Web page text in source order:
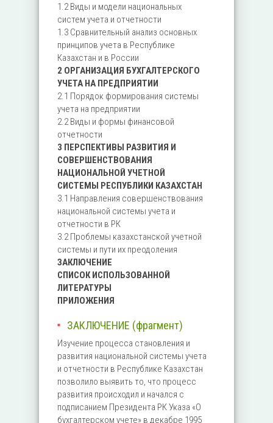
1.2 Виды и модели национальных
систем учета и отчетности
1.3 Сравнительный анализ основных
принципов учета в Республике
Казахстан и в России
2 ОРГАНИЗАЦИЯ БУХГАЛТЕРСКОГО
УЧЕТА НА ПРЕДПРИЯТИИ
2.1 Порядок формирования системы
учета на предприятии
2.2 Виды и формы финансовой
отчетности
3 ПЕРСПЕКТИВЫ РАЗВИТИЯ И
СОВЕРШЕНСТВОВАНИЯ
НАЦИОНАЛЬНОЙ УЧЕТНОЙ
СИСТЕМЫ РЕСПУБЛИКИ КАЗАХСТАН
3.1 Направления совершенствования
национальной системы учета и
отчетности в РК
3.2 Проблемы казахстанской учетной
системы и пути их преодоления
ЗАКЛЮЧЕНИЕ
СПИСОК ИСПОЛЬЗОВАННОЙ
ЛИТЕРАТУРЫ
ПРИЛОЖЕНИЯ
ЗАКЛЮЧЕНИЕ (фрагмент)
Изучение процесса становления и
развития национальной системы учета
и отчетности в Республике Казахстан
позволило выявить то, что процесс
развития происходил и начался с
подписанием Президента РК Указа «О
бухгалтерском учете» в декабре 1995